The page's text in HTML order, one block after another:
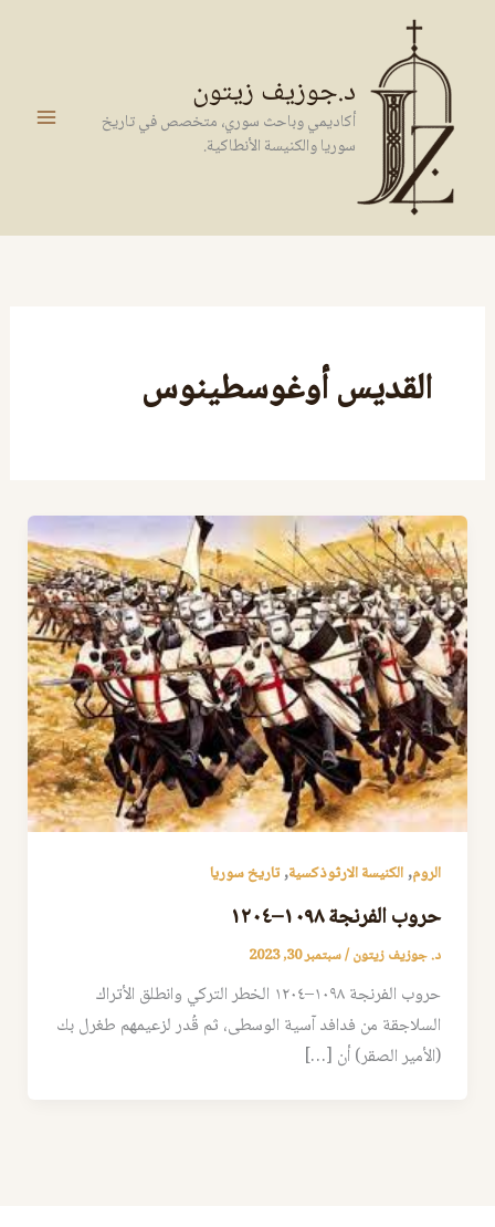
المحتوى
د.جوزيف زيتون
أكاديمي وباحث سوري، متخصص في تاريخ
سوريا والكنيسة الأنطاكية.
القديس أوغوسطينوس
الروم,الكنيسة الارثوذكسية,تاريخ سوريا
حروب الفرنجة ١٠٩٨–١٢٠٤
د. جوزيف زيتون/سبتمبر 30, 2023
حروب الفرنجة ١٠٩٨–١٢٠٤ الخطر التركي وانطلق الأتراك
السلاجقة من فدافد آسية الوسطى، ثم قُدر لزعيمهم طغرل بك
(الأمير الصقر) أن […]